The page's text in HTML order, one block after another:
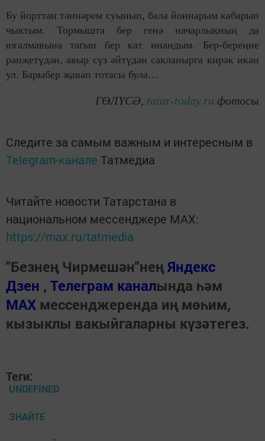
Бу йорттан тәннәрем суынып, бала йоннарым кабарып
чыктым. Тормышта бер генә начарлыкның да
югалмавына тагын бер кат инандым. Бер-береңне
рәнҗе­түдән, авыр сүз әйтүдән сакланырга кирәк икән
ул. Барыбер җавап тотасы була…
ГӨЛҮСӘ, tatar-today.ru фотосы
Следите за самым важным и интересным в
Telegram-канале Татмедиа
Читайте новости Татарстана в
национальном мессенджере MАХ:
https://max.ru/tatmedia
"Безнең Чирмешән"неңЯндекс
Дзен , Телеграм каналында һәм
МАХ мессенджеренда иң мөһим,
кызыклы вакыйгаларны күзәтегез.
Теги:
UNDEFINED
ЗНАЙТЕ